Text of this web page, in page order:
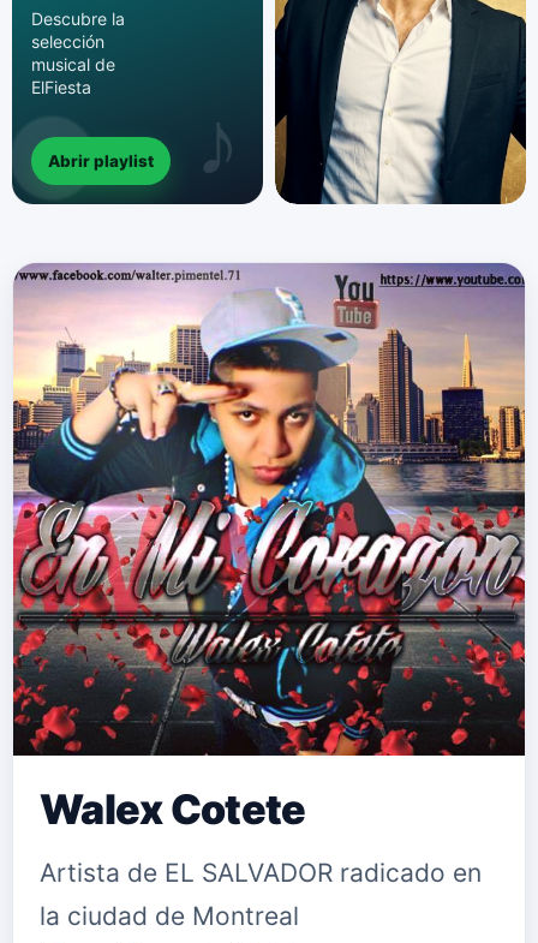
Descubre la
selección
musical de
ElFiesta
Abrir playlist
​​Walex Cotete
Artista de EL SALVADOR radicado en
la ciudad de Montreal